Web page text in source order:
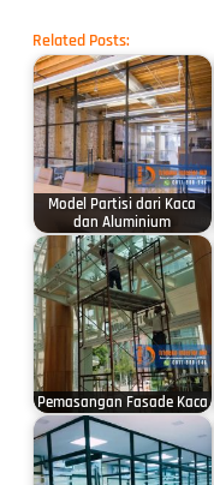
Related Posts:
Model Partisi dari Kaca
dan Aluminium
Pemasangan Fasade Kaca